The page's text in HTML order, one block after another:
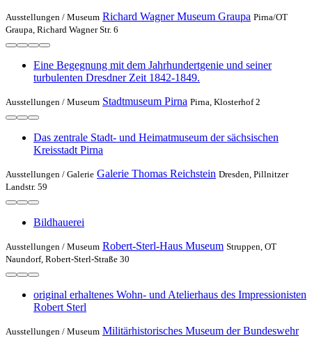
Ausstellungen / Museum Richard Wagner Museum Graupa Pirna/OT
Graupa, Richard Wagner Str. 6
Eine Begegnung mit dem Jahrhundertgenie und seiner
turbulenten Dresdner Zeit 1842-1849.
Ausstellungen / Museum Stadtmuseum Pirna Pirna, Klosterhof 2
Das zentrale Stadt- und Heimatmuseum der sächsischen
Kreisstadt Pirna
Ausstellungen / Galerie Galerie Thomas Reichstein Dresden, Pillnitzer
Landstr. 59
Bildhauerei
Ausstellungen / Museum Robert-Sterl-Haus Museum Struppen, OT
Naundorf, Robert-Sterl-Straße 30
original erhaltenes Wohn- und Atelierhaus des Impressionisten
Robert Sterl
Ausstellungen / Museum Militärhistorisches Museum der Bundeswehr